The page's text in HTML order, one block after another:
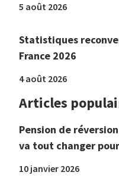
5 août 2026
Statistiques
France 2026
4 août 2026
Articles
Pension de
va tout changer
10 janvier 2026